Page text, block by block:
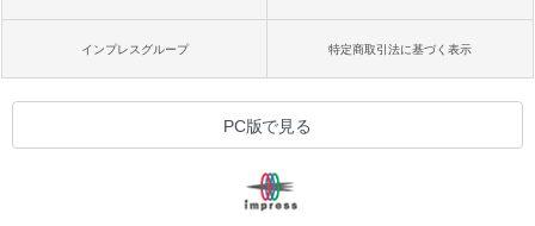
インプレスグループ 特定商取引法に基づく表示
PC版で見る